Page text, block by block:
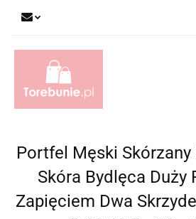
Portfel Męski Skórzany
Skóra Bydlęca Duży
Zapięciem Dwa